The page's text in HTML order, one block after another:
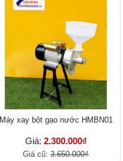
Máy xay bột gạo nước HMBN01
Giá: 2.300.000₫
Giá cũ: 3.650.000₫